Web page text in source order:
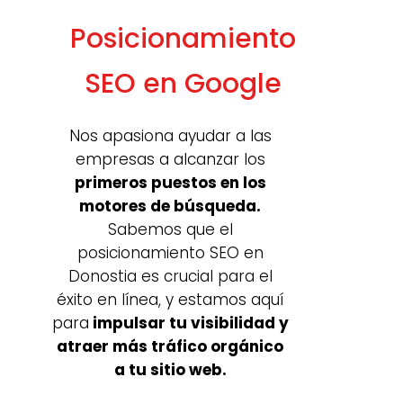
Posicionamiento
SEO en Google
Nos apasiona ayudar a las
empresas a alcanzar los
primeros puestos en los
motores de búsqueda.
Sabemos que el
posicionamiento SEO en
Donostia es crucial para el
éxito en línea, y estamos aquí
para impulsar tu visibilidad y
atraer más tráfico orgánico
a tu sitio web.